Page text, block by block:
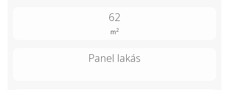
62
m2
Panel lakás